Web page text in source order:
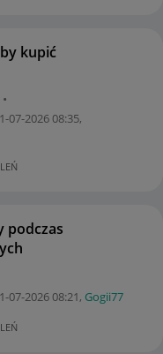
kupić
07-202608:35,
podczas
07-202608:21, Gogii77